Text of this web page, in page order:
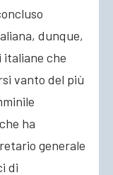
dunque,
italiane che
vanto del più
ha
generale
di